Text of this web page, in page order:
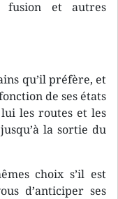
fusion et autres
qu’il préfère, et
de ses états
lui les routes et les
la sortie du
choix s’il est
d’anticiper ses